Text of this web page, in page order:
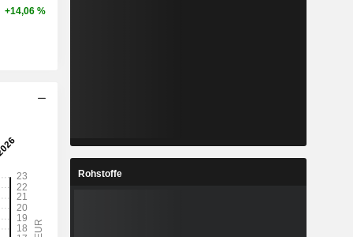
+14,06 %
Rohstoffe